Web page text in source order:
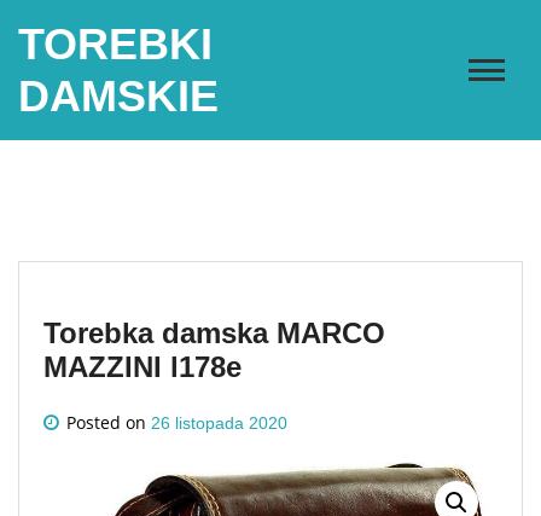
TOREBKI
DAMSKIE
Torebka damska MARCO
MAZZINI l178e
Posted on 26 listopada 2020